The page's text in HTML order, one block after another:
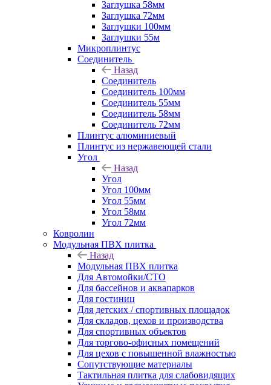
Заглушка 58мм
Заглушка 72мм
Заглушки 100мм
Заглушки 55м
Микроплинтус
Соединитель
Назад
Соединитель
Соединитель 100мм
Соединитель 55мм
Соединитель 58мм
Соединитель 72мм
Плинтус алюминиевый
Плинтус из нержавеющей стали
Угол
Назад
Угол
Угол 100мм
Угол 55мм
Угол 58мм
Угол 72мм
Ковролин
Модульная ПВХ плитка
Назад
Модульная ПВХ плитка
Для Автомойки/СТО
Для бассейнов и аквапарков
Для гостиниц
Для детских / спортивных площадок
Для складов, цехов и производства
Для спортивных объектов
Для торгово-офисных помещений
Для цехов с повышенной влажностью
Сопутствующие материалы
Тактильная плитка для слабовидящих